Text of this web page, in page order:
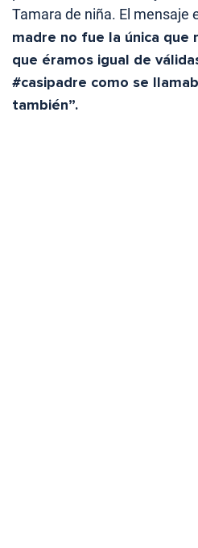
Tamara de niña. El mensaje
madre no fue la única que
que éramos igual de
#casipadre como se
también”.